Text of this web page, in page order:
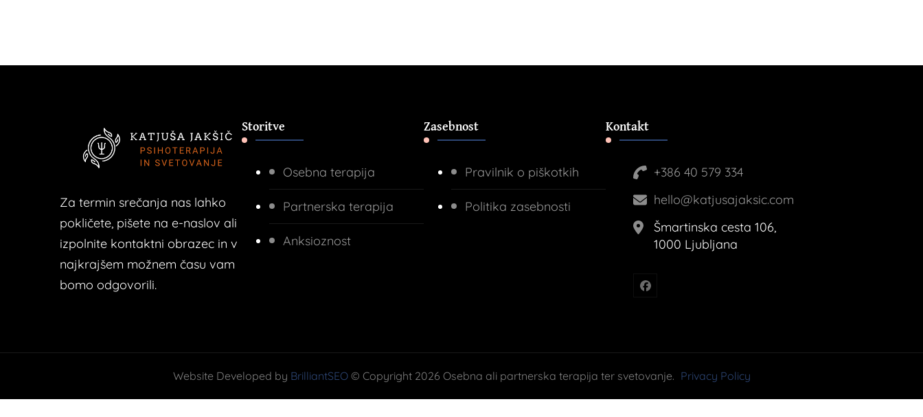
Za termin srečanja nas lahko
pokličete, pišete na e-naslov ali
izpolnite kontaktni obrazec in v
najkrajšem možnem času vam
bomo odgovorili.
Storitve
Osebna terapija
Partnerska terapija
Anksioznost
Zasebnost
Pravilnik o piškotkih
Politika zasebnosti
Kontakt
+386 40 579 334
hello@katjusajaksic.com
Šmartinska cesta 106,
1000 Ljubljana
Website Developed by BrilliantSEO © Copyright 2026 Osebna ali partnerska terapija ter svetovanje. Privacy Policy